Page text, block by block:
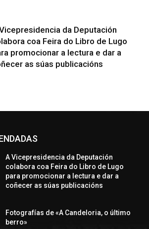
da Deputación
coa Feira do Libro de Lugo
promocionar a lectura e dar a
as súas publicacións
A Vicepresidencia da Deputación
colabora coa Feira do Libro de Lugo
para promocionar a lectura e dar a
coñecer as súas publicacións
Fotografías de «A Candeloria, o último
berro»